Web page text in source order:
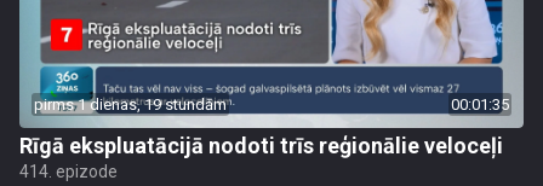
pirms 1 dienas, 19 stundām 00:01:35
Rīgā ekspluatācijā nodoti trīs reģionālie veloceļi
414. epizode